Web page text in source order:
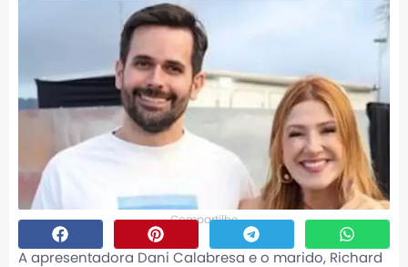
Compartilhe
A apresentadora Dani Calabresa e o marido, Richard